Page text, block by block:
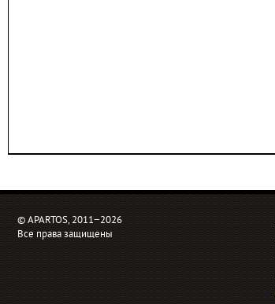
© APARTOS, 2011−2026
Все права защищены